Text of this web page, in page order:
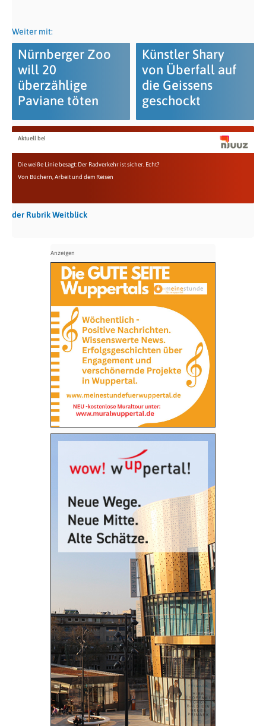
Weiter mit:
Nürnberger Zoo
will 20
überzählige
Paviane töten
Künstler Shary
von Überfall auf
die Geissens
geschockt
Aktuell bei
Die weiße Linie besagt: Der Radverkehr ist sicher. Echt?
Von Büchern, Arbeit und dem Reisen
der Rubrik Weitblick